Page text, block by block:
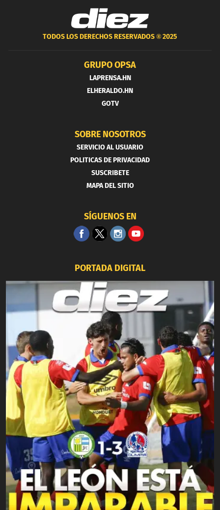
TODOS LOS DERECHOS RESERVADOS ®2025
GRUPO OPSA
LAPRENSA.HN
ELHERALDO.HN
GOTV
SOBRE NOSOTROS
SERVICIO AL USUARIO
POLITICAS DE PRIVACIDAD
SUSCRIBETE
MAPA DEL SITIO
SÍGUENOS EN
PORTADA DIGITAL